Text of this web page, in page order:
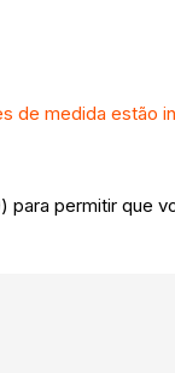
de medida estão
permitir que